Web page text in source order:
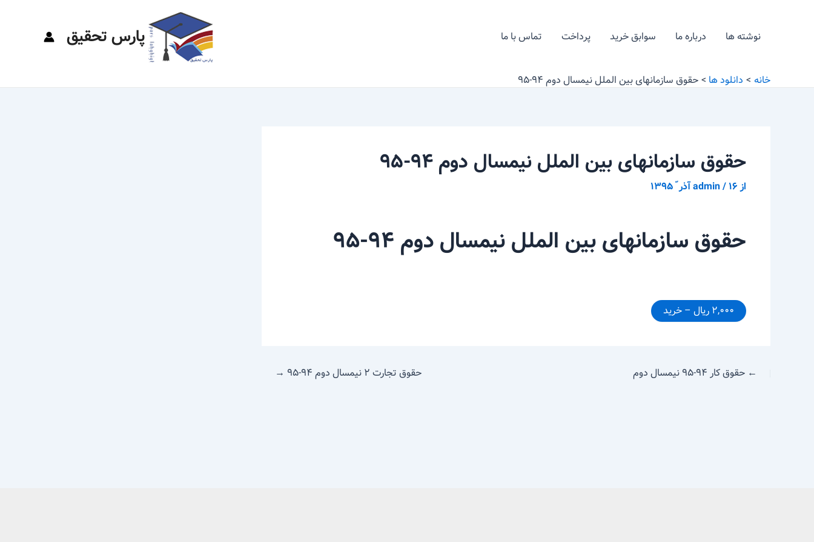
نوشته ها درباره ما سوابق خرید پرداخت تماس با ما پارس تحقیق
خانه دانلود ها حقوق سازمانهای بین الملل نیمسال دوم ۹۴-۹۵
حقوق سازمانهای بین الملل نیمسال دوم ۹۴-۹۵
از admin/۱۶ آذر ّ ۱۳۹۵
حقوق سازمانهای بین الملل نیمسال دوم ۹۴-۹۵
۲,۰۰۰ ریال – خرید
← حقوق کار ۹۴-۹۵ نیمسال دوم حقوق تجارت ۲ نیمسال دوم ۹۴-۹۵ →